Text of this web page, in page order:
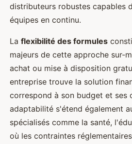
distributeurs robustes capables
équipes en continu.
La flexibilité des formules
majeurs de cette approche sur-
achat ou mise à disposition
entreprise trouve la solution
correspond à son budget et ses
adaptabilité s'étend également
spécialisés comme la santé,
où les contraintes